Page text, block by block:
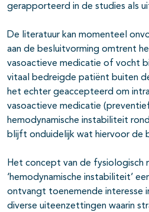
gerapporteerd in de studies als
De literatuur kan momenteel
aan de besluitvorming omtrent
vasoactieve medicatie of vocht
vitaal bedreigde patiënt buiten
het echter geaccepteerd om
vasoactieve medicatie
hemodynamische instabiliteit
blijft onduidelijk wat hiervoor de
Het concept van de fysiologisch
‘hemodynamische instabiliteit’
ontvangt toenemende interesse
diverse uiteenzettingen waarin